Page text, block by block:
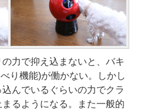
力で抑え込まないと、バキ
り機能)が働かない。しかし
んでいるぐらいの力でクラ
るようになる。また一般的